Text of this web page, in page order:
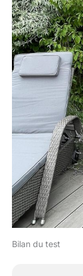
Bilan du test